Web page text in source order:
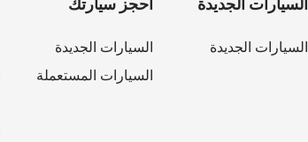
السيارات الجديدة
السيارات الجديدة
السيارات المستعملة